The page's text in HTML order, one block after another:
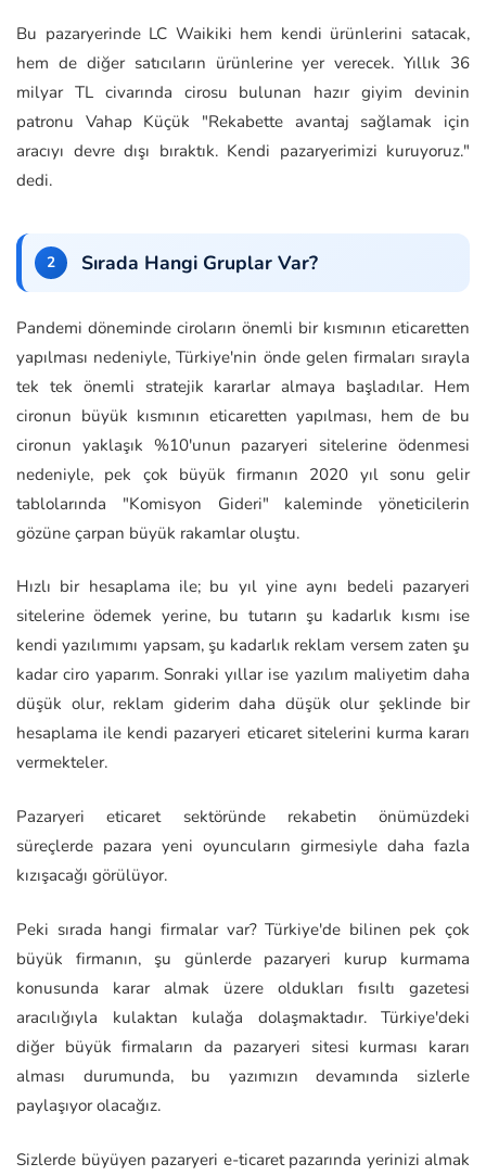
Bu pazaryerinde LC Waikiki hem kendi ürünlerini satacak,
hem de diğer satıcıların ürünlerine yer verecek. Yıllık 36
milyar TL civarında cirosu bulunan hazır giyim devinin
patronu Vahap Küçük "Rekabette avantaj sağlamak için
aracıyı devre dışı bıraktık. Kendi pazaryerimizi kuruyoruz."
dedi.
Sırada Hangi Gruplar Var?
Pandemi döneminde ciroların önemli bir kısmının eticaretten
yapılması nedeniyle, Türkiye'nin önde gelen firmaları sırayla
tek tek önemli stratejik kararlar almaya başladılar. Hem
cironun büyük kısmının eticaretten yapılması, hem de bu
cironun yaklaşık %10'unun pazaryeri sitelerine ödenmesi
nedeniyle, pek çok büyük firmanın 2020 yıl sonu gelir
tablolarında "Komisyon Gideri" kaleminde yöneticilerin
gözüne çarpan büyük rakamlar oluştu.
Hızlı bir hesaplama ile; bu yıl yine aynı bedeli pazaryeri
sitelerine ödemek yerine, bu tutarın şu kadarlık kısmı ise
kendi yazılımımı yapsam, şu kadarlık reklam versem zaten şu
kadar ciro yaparım. Sonraki yıllar ise yazılım maliyetim daha
düşük olur, reklam giderim daha düşük olur şeklinde bir
hesaplama ile kendi pazaryeri eticaret sitelerini kurma kararı
vermekteler.
Pazaryeri eticaret sektöründe rekabetin önümüzdeki
süreçlerde pazara yeni oyuncuların girmesiyle daha fazla
kızışacağı görülüyor.
Peki sırada hangi firmalar var? Türkiye'de bilinen pek çok
büyük firmanın, şu günlerde pazaryeri kurup kurmama
konusunda karar almak üzere oldukları fısıltı gazetesi
aracılığıyla kulaktan kulağa dolaşmaktadır. Türkiye'deki
diğer büyük firmaların da pazaryeri sitesi kurması kararı
alması durumunda, bu yazımızın devamında sizlerle
paylaşıyor olacağız.
Sizlerde büyüyen pazaryeri e-ticaret pazarında yerinizi almak